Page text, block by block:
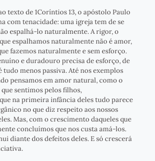
texto de 1Coríntios 13, o apóstolo Paulo
com tenacidade: uma igreja tem de se
espalhá-lo naturalmente. A rigor, o
espalhamos naturalmente não é amor,
fazemos naturalmente e sem esforço.
e duradouro precisa de esforço, de
tudo menos passiva. Até nos exemplos
pensamos em amor natural, como o
sentimos pelos filhos,
na primeira infância deles tudo parece
no que diz respeito aos nossos
Mas, com o crescimento daqueles que
concluímos que nos custa amá-los.
diante dos defeitos deles. E só crescerá